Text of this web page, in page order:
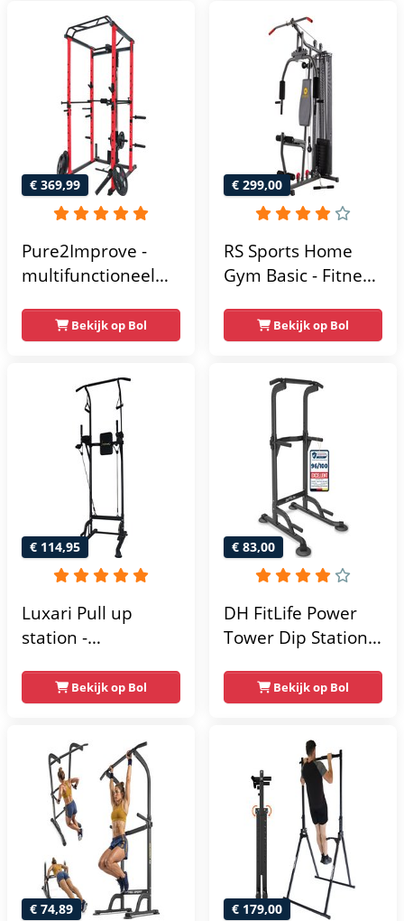
krachtstation voor
thuis - Compact en
multifunctioneel -
Incl. gratis fitness
€ 369,99
Pure2Improve -
multifunctioneel
krachtstation -
home gym -
215x111x142
Bekijk op Bol
€ 299,00
RS Sports Home
Gym Basic - Fitness
Bekijk op Bol
€ 114,95
Luxari Pull up
station -
- Dip Station - Pull
Up Bar -
Krachtstation -
Power Rack -
Verstelbaar -
Krachttraining
Bekijk op Bol
€ 83,00
DH FitLife Power
Tower Dip Station |
vrijstaand | dip
barren rugtrainer |
krachtstation
krachttoren |
fitnessstation |
power rack voor
thuis gym |
krachttraining voor
thuis
Bekijk op Bol
€ 74,89 € 179,00